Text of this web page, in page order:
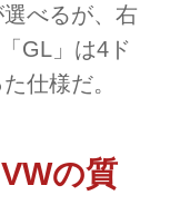
べるが、右
GL」は4ド
仕様だ。
の質